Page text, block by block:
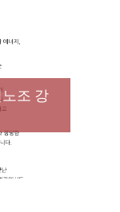
책임져
상규명
조 강
이모저
비정
회장